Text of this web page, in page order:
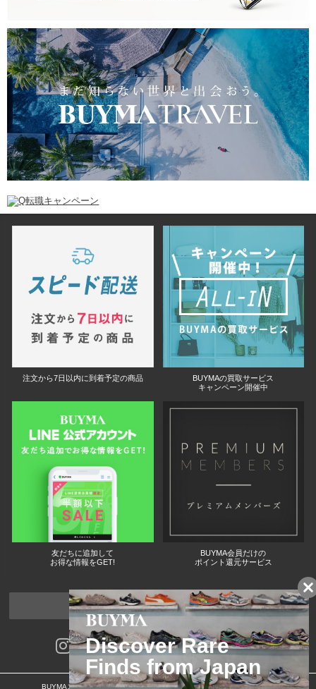
注文から7日以内に到着予定の商品
BUYMAの買取サービス
キャンペーン開催中
友だちに追加して
お得な情報をGET!
BUYMA会員だけの
ポイント還元サービス
ページトップへ
BUYMAスタートガイド 安心への取り組み